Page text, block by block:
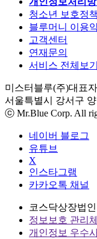
청소년 보호정책
블루머니 이용
고객센터
연재문의
서비스 전체보기
미스터블루(주)대표
서울특별시 강서구
ⓒ Mr.Blue Corp. All
네이버 블로그
유튜브
X
인스타그램
카카오톡 채널
코스닥상장법인
정보보호 관리
개인정보 우수